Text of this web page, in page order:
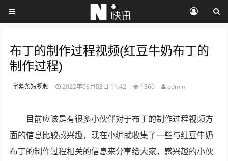
布丁的制作过程视频(红豆牛奶布丁的
制作过程)
字幕条短视频 2022年08月03日 11:42 1360 admin
目前应该是有很多小伙伴对于布丁的制作过程视频方
面的信息比较感兴趣，现在小编就收集了一些与红豆牛奶
布丁的制作过程相关的信息来分享给大家，感兴趣的小伙